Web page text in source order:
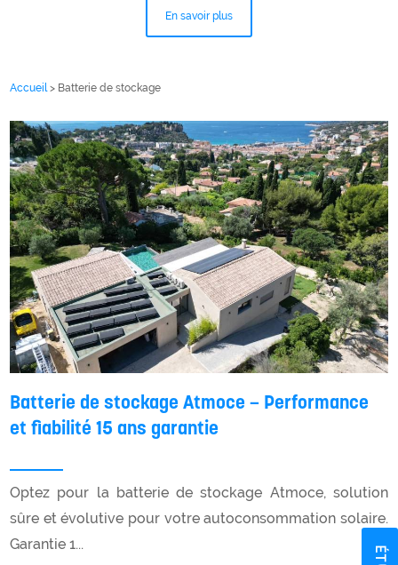
En savoir plus
Accueil> Batterie de stockage
Batterie de stockage Atmoce – Performance
et fiabilité 15 ans garantie
Optez pour la batterie de stockage Atmoce, solution
sûre et évolutive pour votre autoconsommation solaire.
Garantie 1...
É
U
D
E
G
R
A
T
U
I
T